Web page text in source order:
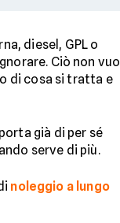
diesel, GPL o
Ciò non vuol
di cosa si tratta e
già di per sé
serve di più.
noleggio a lungo